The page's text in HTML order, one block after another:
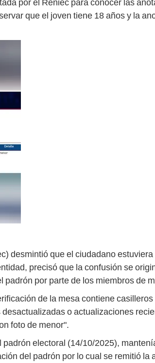
por el Reniec para conocer las
que el joven tiene 18 años y la
desmintió que el ciudadano
precisó que la confusión se
por parte de los miembros de
de la mesa contiene
o actualizaciones
foto de menor".
electoral (14/10/2025),
del padrón por lo cual se remitió la